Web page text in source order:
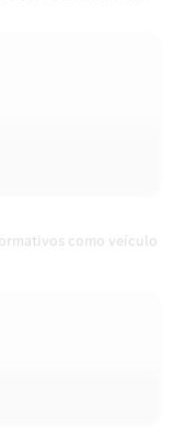
como veículo